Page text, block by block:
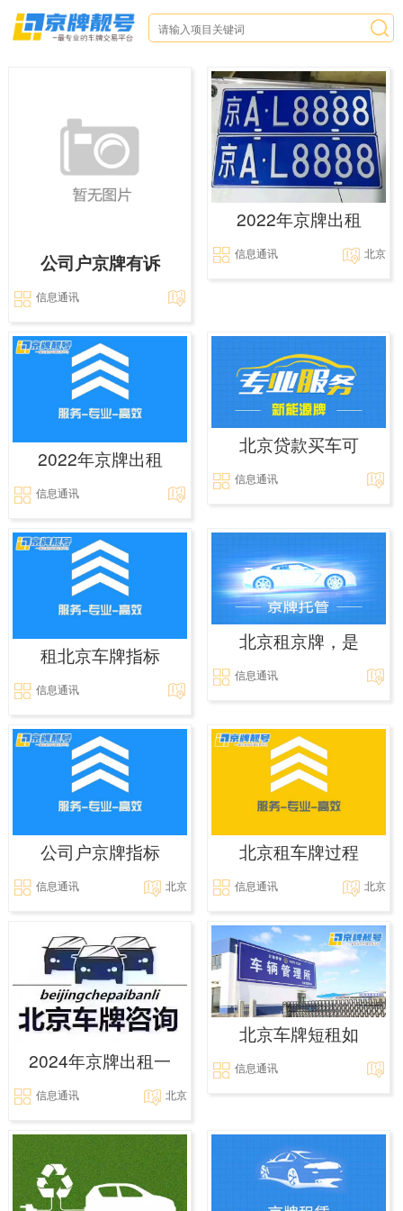
公司户京牌有诉
信息通讯
2022年京牌出租
信息通讯 北京
2022年京牌出租
信息通讯
北京贷款买车可
信息通讯
租北京车牌指标
信息通讯
北京租京牌，是
信息通讯
公司户京牌指标
信息通讯 北京
北京租车牌过程
信息通讯 北京
2024年京牌出租一
信息通讯 北京
北京车牌短租如
信息通讯